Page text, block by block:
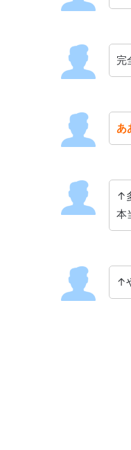
完
あ
↑
本
↑